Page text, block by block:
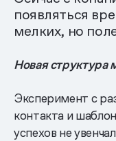
появляться
мелких, но
Новая структура
Эксперимент с
контакта и
успехов не